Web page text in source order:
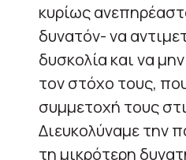
κυρίως
δυνατόν- να
δυσκολία και να
τον στόχο τους,
συμμετοχή τους
Διευκολύναμε την
τη μικρότερη